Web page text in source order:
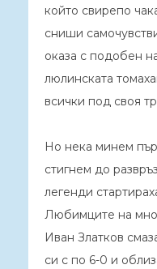
който свирепо
сниши
оказа с подобен
люлинската
всички под своя
Но нека минем
стигнем до
легенди
Любимците на
Иван Златков
си с по 6-0 и